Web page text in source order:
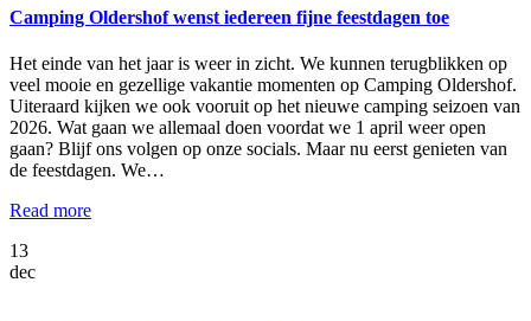
Camping Oldershof wenst iedereen fijne feestdagen toe
Het einde van het jaar is weer in zicht. We kunnen terugblikken op
veel mooie en gezellige vakantie momenten op Camping Oldershof.
Uiteraard kijken we ook vooruit op het nieuwe camping seizoen van
2026. Wat gaan we allemaal doen voordat we 1 april weer open
gaan? Blijf ons volgen op onze socials. Maar nu eerst genieten van
de feestdagen. We…
Read more
13
dec